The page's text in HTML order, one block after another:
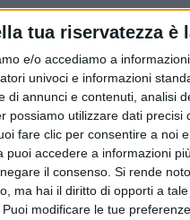
tua riservatezza è
e/o accediamo a
univoci e informazioni
annunci e contenuti, analisi
possiamo utilizzare dati precisi
fare clic per consentire a noi
puoi accedere a informazioni
il consenso. Si rende
ma hai il diritto di opporti a
modificare le tue